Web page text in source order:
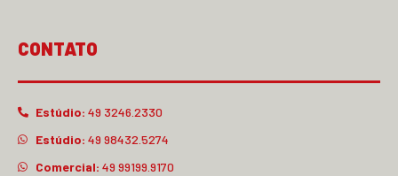
CONTATO
Estúdio: 49 3246.2330
Estúdio: 49 98432.5274
Comercial: 49 99199.9170